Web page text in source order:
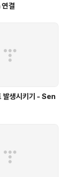
결
발생시키기 - Sen